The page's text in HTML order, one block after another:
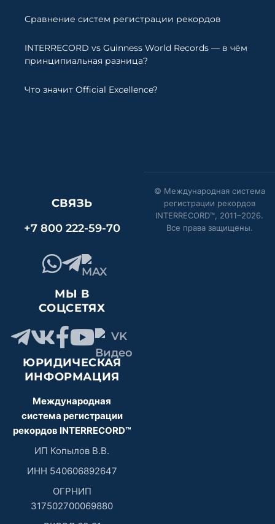
Сравнение систем регистрации рекордов
INTERRECORD vs Guinness World Records — в чём
принципиальная разница?
Что значит Official Excellence?
СВЯЗЬ
+7 800 222-59-70
МЫ В
СОЦСЕТЯХ
ЮРИДИЧЕСКАЯ
ИНФОРМАЦИЯ
Международная
система регистрации
рекордов INTERRECORD™
ИП Копылов В.В.
ИНН 540606892647
ОГРНИП
317502700069880
© Международная система
регистрации рекордов
INTERRECORD™, 2011–2026.
Все права защищены.